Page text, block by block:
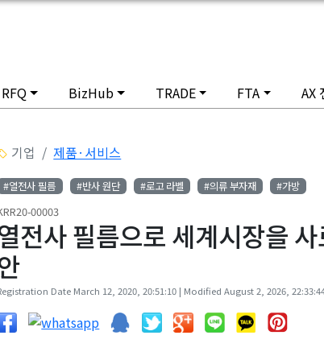
BizHub TRADE FTA AX
기업 제품·서비스
#열전사 필름 #반사 원단 #로고 라벨 #의류 부자재 #가방
00003
전사 필름으로 세계시장을
Date March 12, 2020, 20:51:10 | Modified August 2, 2026,